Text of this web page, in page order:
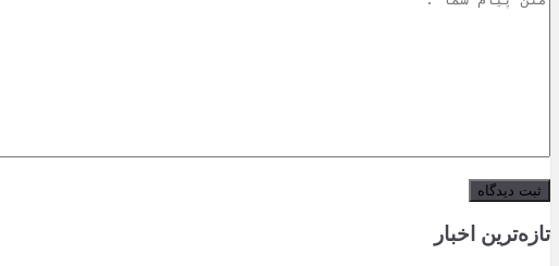
تازه‌ترین اخبار